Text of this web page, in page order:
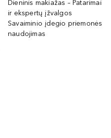
Dieninis makiažas – Patarimai
ir ekspertų įžvalgos
Savaiminio įdegio priemonės
naudojimas